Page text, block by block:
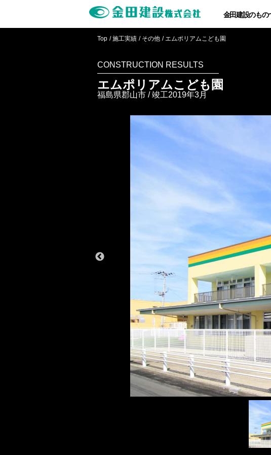
金田建設のもの
Top 施工実績 その他 エムポリアムこども園
CONSTRUCTION RESULTS
エムポリアムこども園
福島県郡山市 / 竣工2019年3月